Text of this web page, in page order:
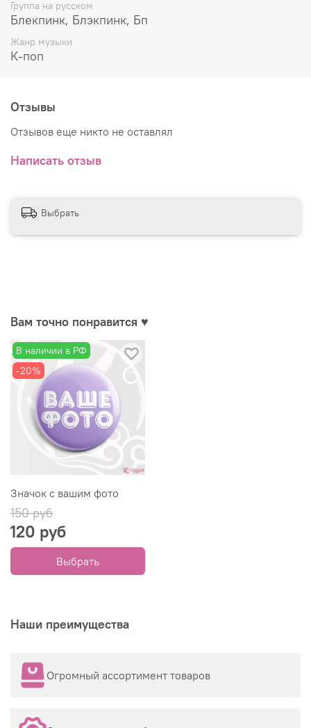
Группа на русском
Блекпинк, Блэкпинк, Бп
Жанр музыки
К-поп
Отзывы
Отзывов еще никто не оставлял
Написать отзыв
Выбрать
Вам точно понравится ♥
В наличии в РФ
-20%
Значок с вашим фото
150 руб
120 руб
Выбрать
Наши преимущества
Огромный ассортимент товаров